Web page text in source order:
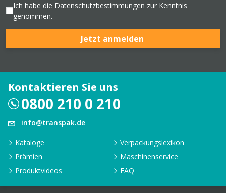
Ich habe die Datenschutzbestimmungen zur Kenntnis
genommen.
Jetzt anmelden
Kontaktieren Sie uns
0800 210 0 210
info@transpak.de
Kataloge
Verpackungslexikon
Prämien
Maschinenservice
Produktvideos
FAQ